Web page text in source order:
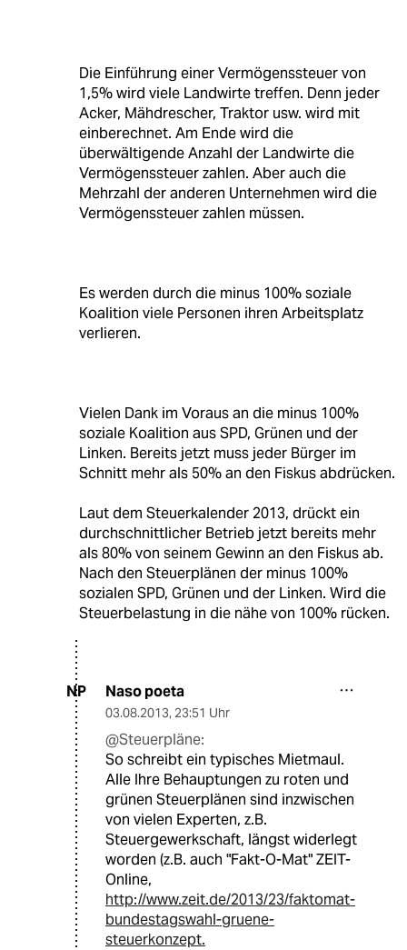
Die Einführung einer Vermögenssteuer von
1,5% wird viele Landwirte treffen. Denn jeder
Acker, Mähdrescher, Traktor usw. wird mit
einberechnet. Am Ende wird die
überwältigende Anzahl der Landwirte die
Vermögenssteuer zahlen. Aber auch die
Mehrzahl der anderen Unternehmen wird die
Vermögenssteuer zahlen müssen.
Es werden durch die minus 100% soziale
Koalition viele Personen ihren Arbeitsplatz
verlieren.
Vielen Dank im Voraus an die minus 100%
soziale Koalition aus SPD, Grünen und der
Linken. Bereits jetzt muss jeder Bürger im
Schnitt mehr als 50% an den Fiskus abdrücken.
Laut dem Steuerkalender 2013, drückt ein
durchschnittlicher Betrieb jetzt bereits mehr
als 80% von seinem Gewinn an den Fiskus ab.
Nach den Steuerplänen der minus 100%
sozialen SPD, Grünen und der Linken. Wird die
Steuerbelastung in die nähe von 100% rücken.
NP Naso poeta
03.08.2013, 23:51 Uhr
@Steuerpläne:
So schreibt ein typisches Mietmaul.
Alle Ihre Behauptungen zu roten und
grünen Steuerplänen sind inzwischen
von vielen Experten, z.B.
Steuergewerkschaft, längst widerlegt
worden (z.B. auch "Fakt-O-Mat" ZEIT-
Online,
http://www.zeit.de/2013/23/faktomat-
bundestagswahl-gruene-
steuerkonzept.